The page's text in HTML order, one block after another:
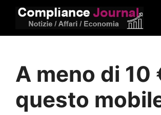
A meno di 10
questo